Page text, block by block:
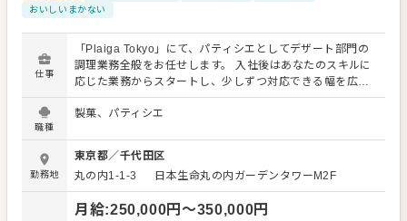
おいしいまかない
仕事
「Plaiga Tokyo」にて、パティシエとしてデザート部門の
調理業務全般をお任せします。 入社後はあなたのスキルに
応じた業務からスタートし、少しずつ対応できる幅を広げ
ていきましょう。先輩スタッフが成長を丁寧にサポートす
るため、経験が浅い方も安心して業務に臨めます。 運営母
グループのグループ会社であり、安定した基盤の上でキャ
リアを築ける点が魅力。実力次第で、将来的に料理長やSV
といった本部職への昇格をめざせる環境が整っています。
これまでの経験を活かしてさらにステップアップしたい方
や、腰を据えて長く働きたい方にとって、確かな成長と将
職種
製菓、パティシエ
勤務地
東京都／千代田区
丸の内1-1-3
日本生命丸の内ガーデンタワーM2F
月給:250,000円〜350,000円